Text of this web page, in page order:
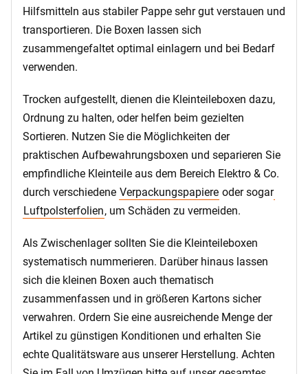
Hilfsmitteln aus stabiler Pappe sehr gut verstauen und
transportieren. Die Boxen lassen sich
zusammengefaltet optimal einlagern und bei Bedarf
verwenden.
Trocken aufgestellt, dienen die Kleinteileboxen dazu,
Ordnung zu halten, oder helfen beim gezielten
Sortieren. Nutzen Sie die Möglichkeiten der
praktischen Aufbewahrungsboxen und separieren Sie
empfindliche Kleinteile aus dem Bereich Elektro & Co.
durch verschiedene Verpackungspapiere oder sogar
Luftpolsterfolien, um Schäden zu vermeiden.
Als Zwischenlager sollten Sie die Kleinteileboxen
systematisch nummerieren. Darüber hinaus lassen
sich die kleinen Boxen auch thematisch
zusammenfassen und in größeren Kartons sicher
verwahren. Ordern Sie eine ausreichende Menge der
Artikel zu günstigen Konditionen und erhalten Sie
echte Qualitätsware aus unserer Herstellung. Achten